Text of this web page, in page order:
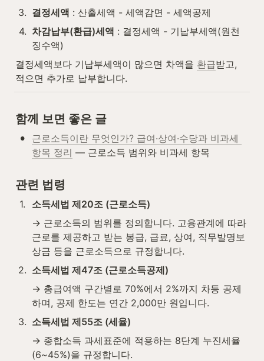
3. 결정세액 : 산출세액 - 세액감면 - 세액공제
4. 차감납부(환급)세액 : 결정세액 - 기납부세액(원천
징수액)
결정세액보다 기납부세액이 많으면 차액을 환급받고,
적으면 추가로 납부합니다.
함께 보면 좋은 글
•
근로소득이란 무엇인가? 급여·상여·수당과 비과세
항목 정리 — 근로소득 범위와 비과세 항목
관련 법령
1.
소득세법 제20조 (근로소득)
→ 근로소득의 범위를 정의합니다. 고용관계에 따라
근로를 제공하고 받는 봉급, 급료, 상여, 직무발명보
상금 등을 근로소득으로 규정합니다.
2. 소득세법 제47조 (근로소득공제)
→ 총급여액 구간별로 70%에서 2%까지 차등 공제
하며, 공제 한도는 연간 2,000만 원입니다.
3. 소득세법 제55조 (세율)
→ 종합소득 과세표준에 적용하는 8단계 누진세율
(6~45%)을 규정합니다.